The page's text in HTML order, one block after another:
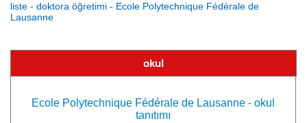
liste - doktora öğretimi - Ecole Polytechnique Fédérale de
Lausanne
okul
Ecole Polytechnique Fédérale de Lausanne - okul
tanıtımı